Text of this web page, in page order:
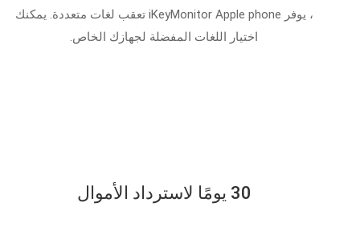
، يوفر iKeyMonitor Apple phone تعقب لغات متعددة. يمكنك
اختيار اللغات المفضلة لجهازك الخاص.
30 يومًا لاسترداد الأموال